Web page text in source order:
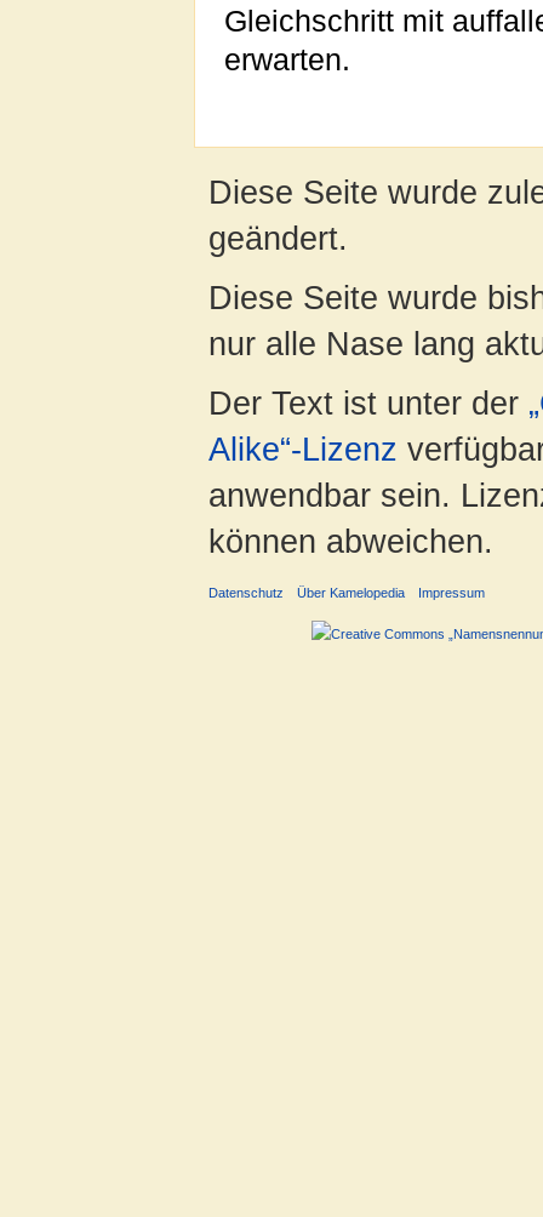
Gleichschritt mit
erwarten.
Diese Seite wurde
geändert.
Diese Seite wurde
nur alle Nase lang
Der Text ist unter der
Alike“-Lizenz
anwendbar sein.
können abweichen.
Datenschutz Über Kamelopedia Impressum